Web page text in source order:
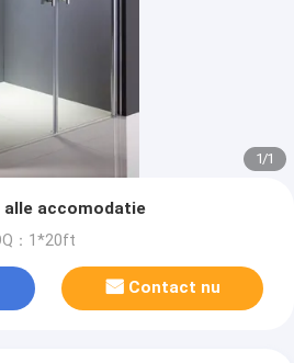
1/1
alle accomodatie
：1*20ft
Contact nu